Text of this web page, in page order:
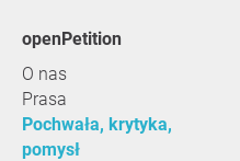
openPetition
O nas
Prasa
Pochwała, krytyka,
pomysł